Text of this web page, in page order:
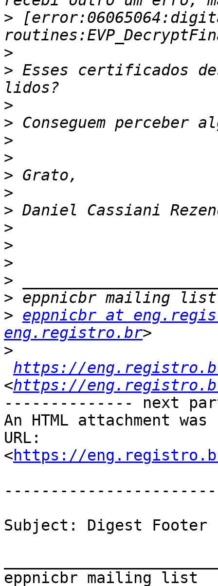
>
>
> Esses certificados
>
>
>
>
>
>
>
>
>
>
>
>
> eppnicbr at
eng.registro.br
>
https://
<https://
-------------- next
An HTML attachment
URL:
<https://
Subject: Digest Footer